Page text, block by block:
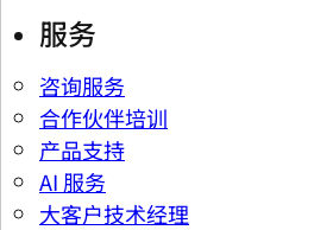
服务
咨询服务
合作伙伴培训
产品支持
AI 服务
大客户技术经理